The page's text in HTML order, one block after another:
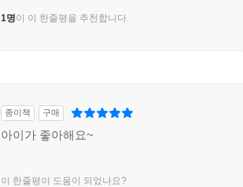
1명이 이 한줄평을 추천합니다.
종이책 구매
아이가 좋아해요~
이 한줄평이 도움이 되었나요?